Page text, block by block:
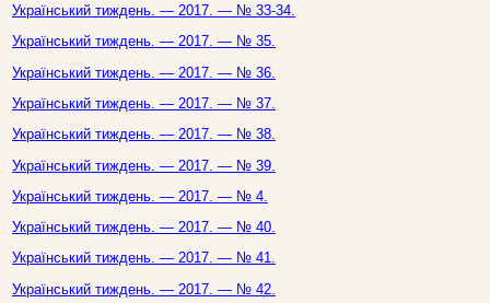
Український тиждень. — 2017. — № 33-34.
Український тиждень. — 2017. — № 35.
Український тиждень. — 2017. — № 36.
Український тиждень. — 2017. — № 37.
Український тиждень. — 2017. — № 38.
Український тиждень. — 2017. — № 39.
Український тиждень. — 2017. — № 4.
Український тиждень. — 2017. — № 40.
Український тиждень. — 2017. — № 41.
Український тиждень. — 2017. — № 42.